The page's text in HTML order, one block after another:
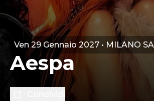
Ven 29 Gennaio 2027 • MILANO
Aespa